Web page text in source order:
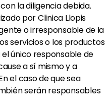
la diligencia debida.
por Clinica Llopis
o irresponsable de la
servicios o los productos
único responsable de
a sí mismo y a
el caso de que sea
serán responsables